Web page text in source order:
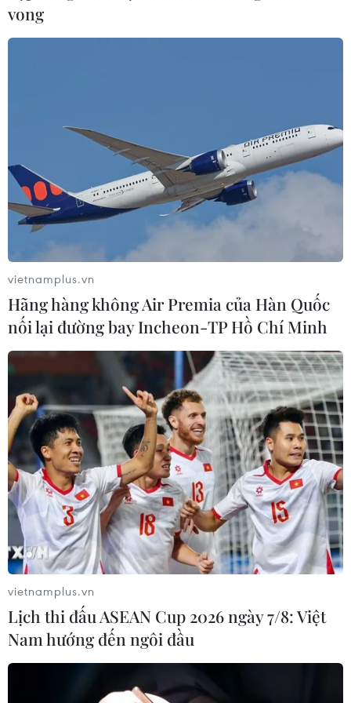
10/12/2016 23:19
Hồi 1 giờ ngày 11/12, vị trí trung tâm vùng áp thấp ở
khoảng 8,0-9,0 độ Vĩ Bắc; 109,5-110,5 độ Kinh Đông. Dự
báo 24 giờ tới, vùng áp thấp có khả năng mạnh lên
thành áp thấp nhiệt đới.
vong
vietnamplus.vn
Hãng hàng không Air Premia của Hàn Quốc
nối lại đường bay Incheon-TP Hồ Chí Minh
vietnamplus.vn
Lịch thi đấu ASEAN Cup 2026 ngày 7/8: Việt
Nam hướng đến ngôi đầu